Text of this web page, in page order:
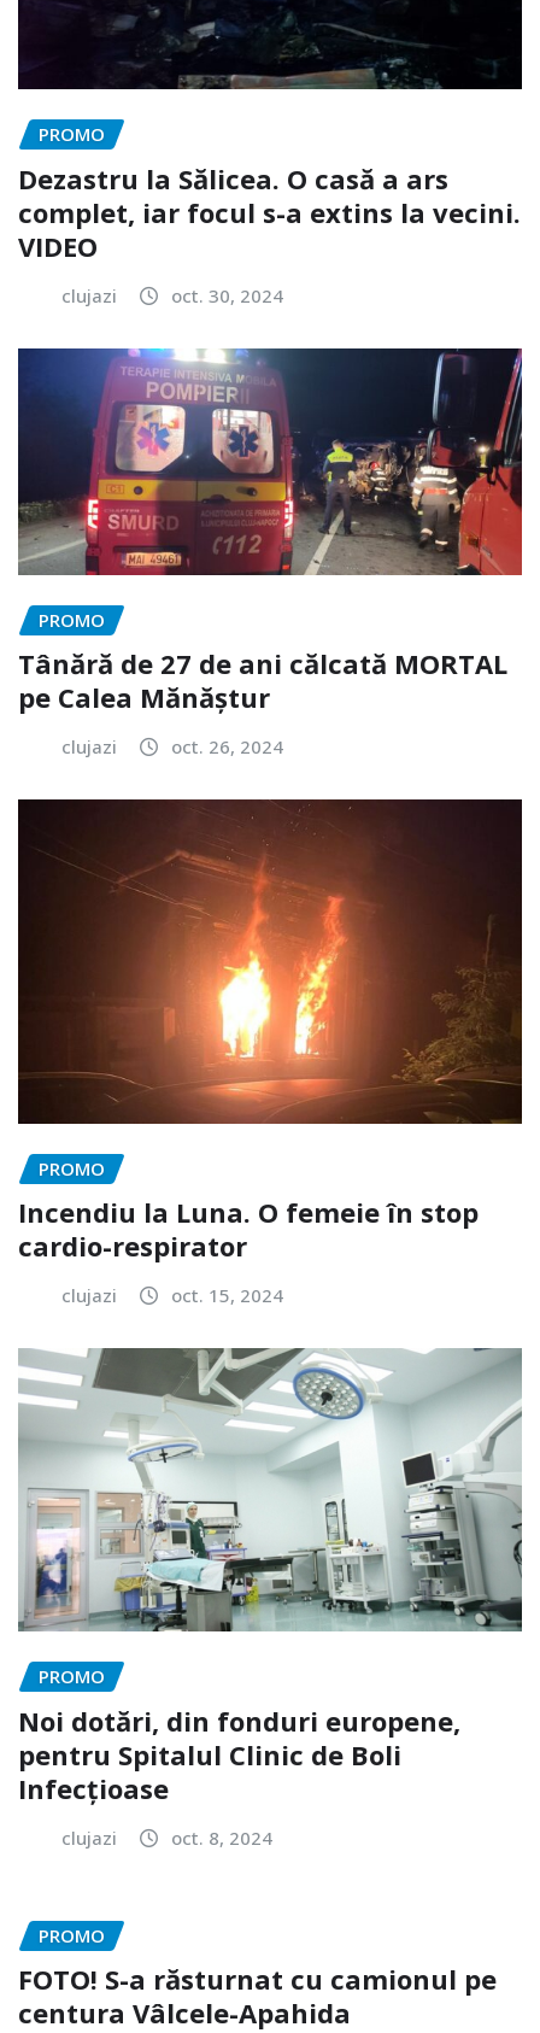
PROMO
Dezastru la Sălicea. O casă a ars
complet, iar focul s-a extins la vecini.
VIDEO
clujazi oct. 30, 2024
PROMO
Tânără de 27 de ani călcată MORTAL
pe Calea Mănăștur
clujazi oct. 26, 2024
PROMO
Incendiu la Luna. O femeie în stop
cardio-respirator
clujazi oct. 15, 2024
PROMO
Noi dotări, din fonduri europene,
pentru Spitalul Clinic de Boli
Infecțioase
clujazi oct. 8, 2024
PROMO
FOTO! S-a răsturnat cu camionul pe
centura Vâlcele-Apahida